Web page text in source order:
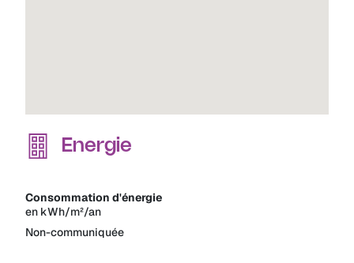
Energie
Consommation d'énergie
en kWh/m²/an
Non-communiquée